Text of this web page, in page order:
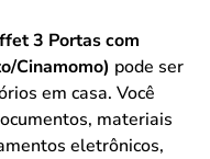
3 Portas com
Cinamomo) pode ser
em casa. Você
materiais
eletrônicos,